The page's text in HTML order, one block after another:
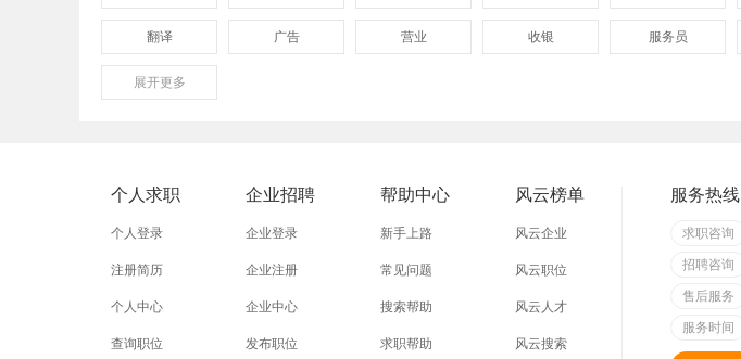
翻译 广告 营业 收银 服务员
保险
促销员 导购员 操作工 晒版工
熨烫工 裁剪工 锣工 装修工
磨工
展开更多
个人求职
个人登录
注册简历
个人中心
查询职位
企业招聘
企业登录
企业注册
企业中心
发布职位
帮助中心
新手上路
常见问题
搜索帮助
求职帮助
风云榜单
风云企业
风云职位
风云人才
风云搜索
服务热线
求职咨询
招聘咨询
售后服务
服务时间